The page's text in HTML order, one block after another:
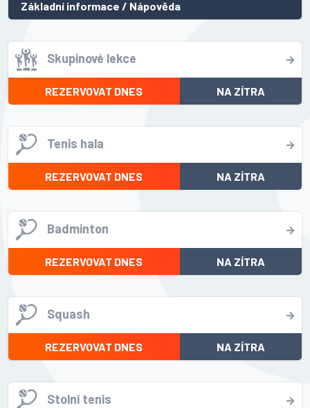
Základní informace / Nápověda
Skupinové lekce
REZERVOVAT DNES NA ZÍTRA
Tenis hala
REZERVOVAT DNES NA ZÍTRA
Badminton
REZERVOVAT DNES NA ZÍTRA
Squash
REZERVOVAT DNES NA ZÍTRA
Stolní tenis